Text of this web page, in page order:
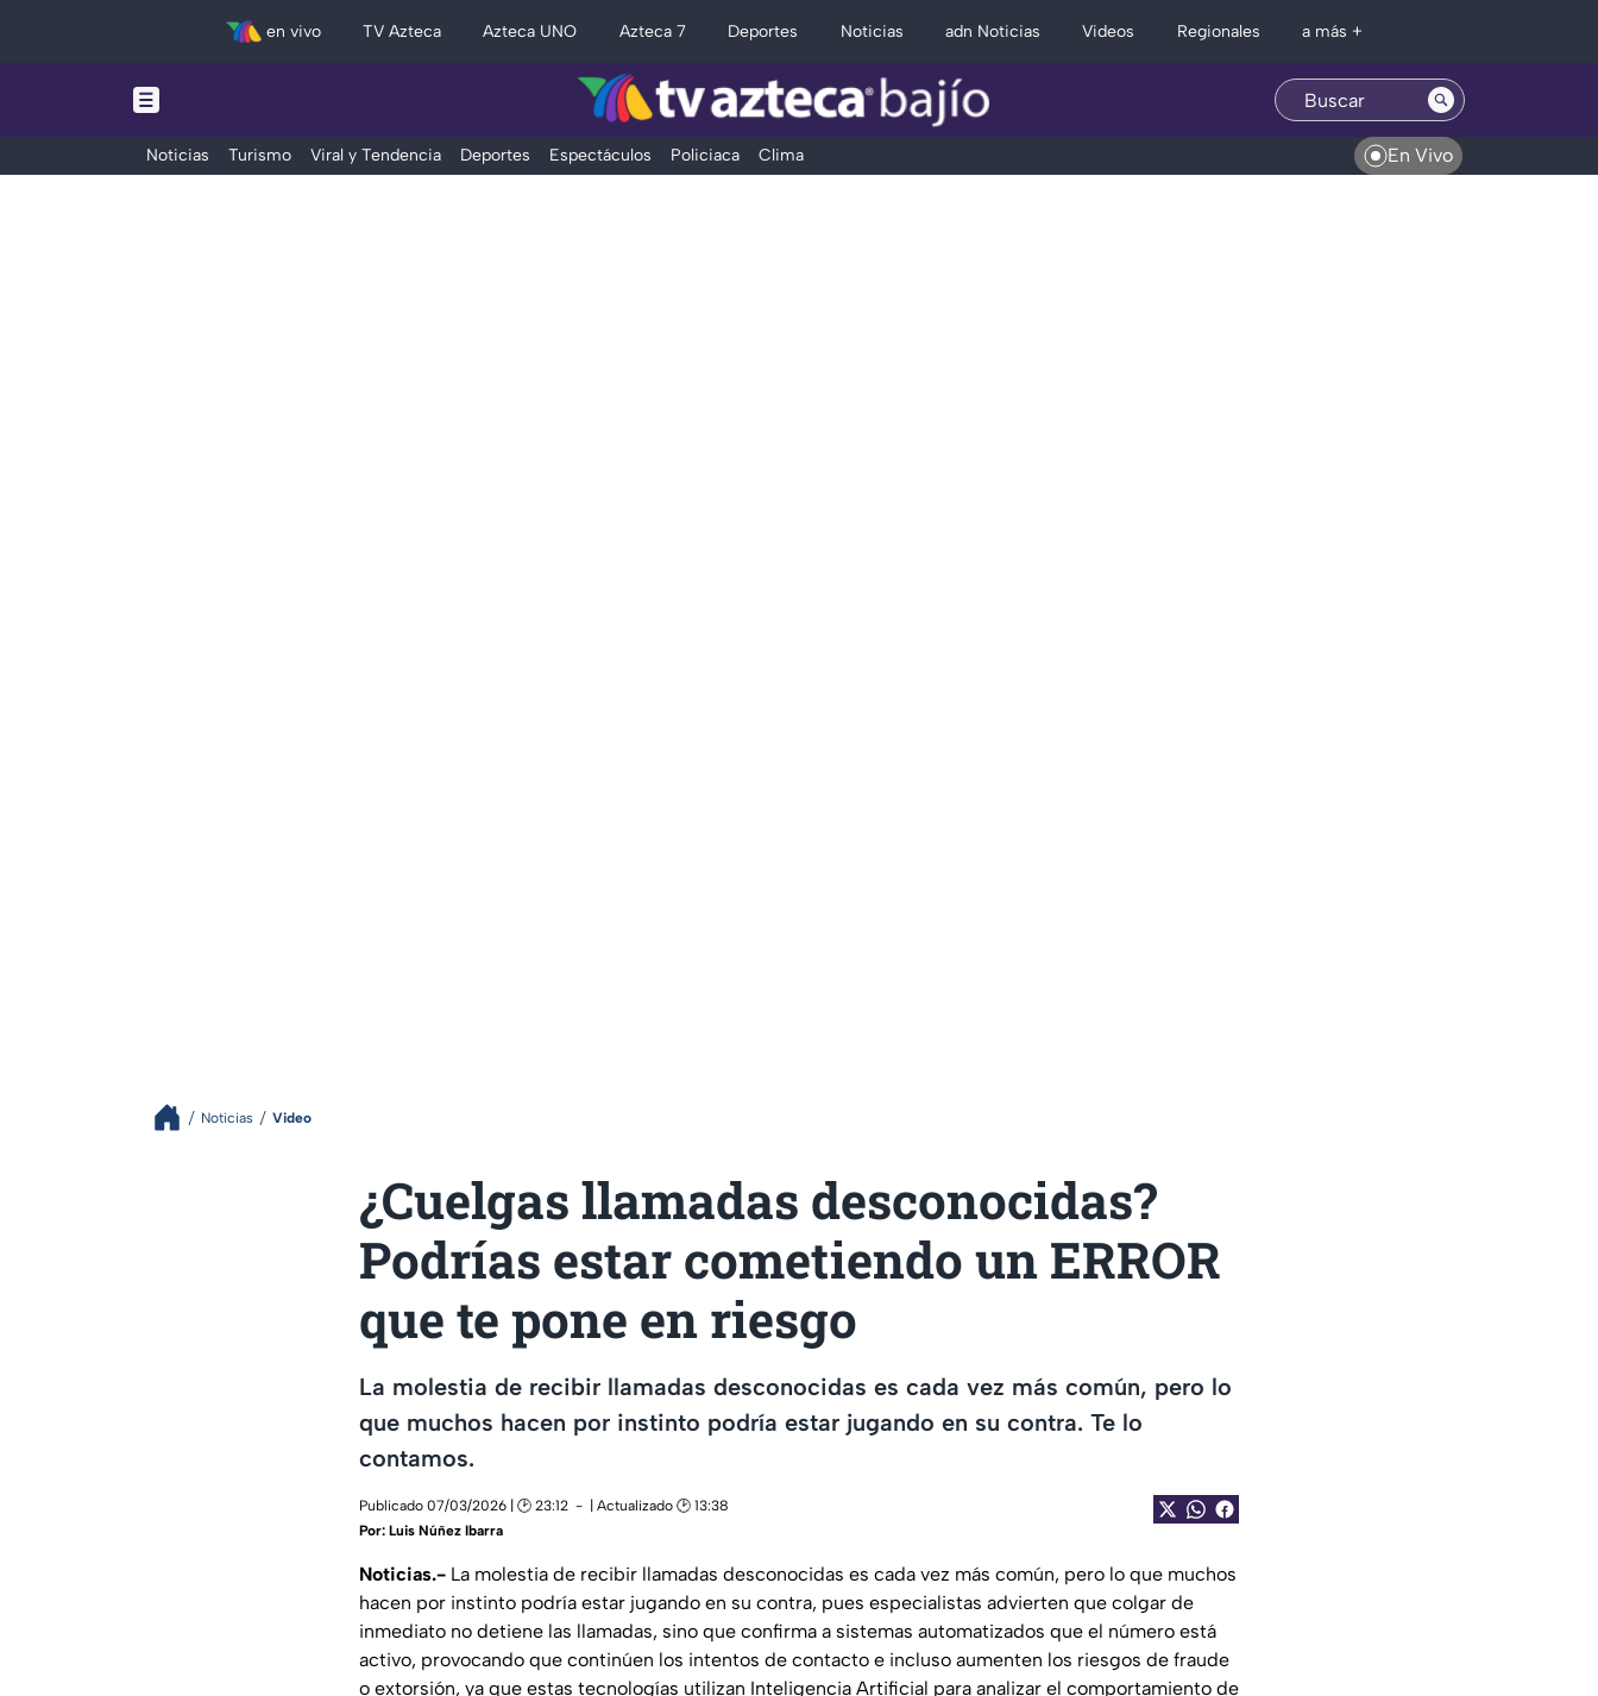
en vivo TV Azteca Azteca UNO Azteca 7 Deportes Noticias adn Noticias Videos Regionales a más +
Noticias Turismo Viral y Tendencia Deportes Espectáculos Policiaca Clima En Vivo
Noticias Video
¿Cuelgas llamadas desconocidas?
Podrías estar cometiendo un ERROR
que te pone en riesgo
La molestia de recibir llamadas desconocidas es cada vez más común, pero lo
que muchos hacen por instinto podría estar jugando en su contra. Te lo
contamos.
Publicado 07/03/2026 | 🕑 23:12
| Actualizado 🕑 13:38
Por: Luis Núñez Ibarra
Noticias.- La molestia de recibir llamadas desconocidas es cada vez más común, pero lo que muchos
hacen por instinto podría estar jugando en su contra, pues especialistas advierten que colgar de
inmediato no detiene las llamadas, sino que confirma a sistemas automatizados que el número está
activo, provocando que continúen los intentos de contacto e incluso aumenten los riesgos de fraude
o extorsión, ya que estas tecnologías utilizan Inteligencia Artificial para analizar el comportamiento de